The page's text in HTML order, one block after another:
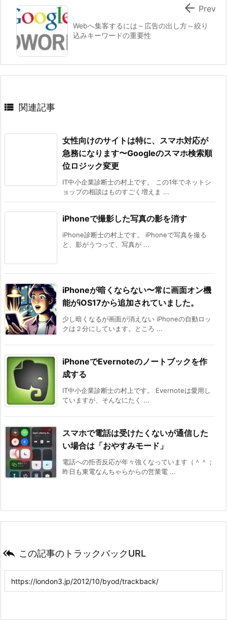
Webへ集客するには～広告の出し方～絞り
込みキーワードの重要性
 Prev
 関連記事
女性向けのサイトは特に、スマホ対応が
急務になります〜Googleのスマホ検索順
位ロジック変更
IT中小企業診断士の村上です。 この1年でネットシ
ョップの相談はものすごく増えま ...
iPhoneで撮影した写真の影を消す
iPhone診断士の村上です。 iPhoneで写真を撮る
と、影がうつって、写真が ...
iPhoneが暗くならない〜常に画面オン機
能がiOS17から追加されていました。
少し暗くなるが画面が消えない iPhoneの自動ロッ
クは２分にしています。ところ ...
iPhoneでEvernoteのノートブックを作
成する
IT中小企業診断士の村上です。 Evernoteは愛用し
ていますが、そんなにたく ...
スマホで電話は受けたくないが通信した
い場合は「おやすみモード」
電話への拒否反応が年々強くなっています（＾＾；
昨日も東電なんちゃらからの営業電 ...
 この記事のトラックバックURL